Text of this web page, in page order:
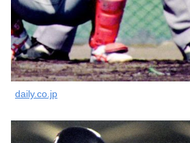
daily.co.jp